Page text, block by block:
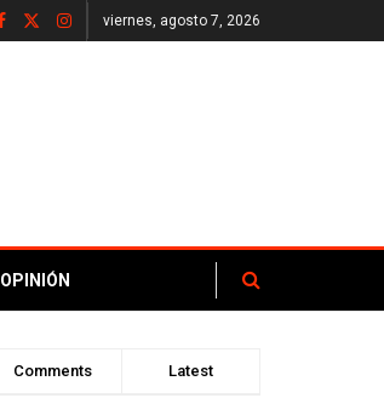
viernes, agosto 7, 2026
OPINIÓN
Comments Latest